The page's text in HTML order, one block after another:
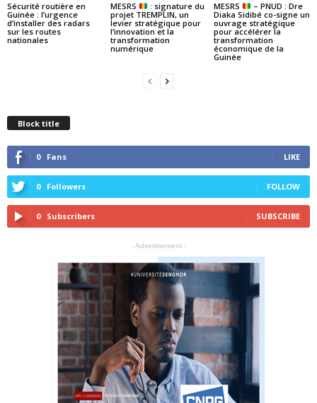
Sécurité routière en
Guinée : l’urgence
d’installer des radars
sur les routes
nationales
MESRS
: signature du
projet TREMPLIN, un
levier stratégique pour
l’innovation et la
transformation
numérique
MESRS
– PNUD : Dre
Diaka Sidibé co-signe un
ouvrage stratégique
pour accélérer la
transformation
économique de la
Guinée
Block title
0 Fans LIKE
0 Followers FOLLOW
0 Subscribers SUBSCRIBE
- Advertisement -